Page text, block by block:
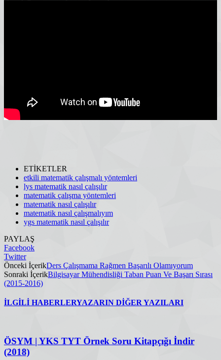
ETİKETLER
etkili matematik çalışmalı yöntemleri
lys matematik nasıl çalışılır
matematik çalışma yöntemleri
matematik nasıl çalışılır
matematik nasıl çalışmalıyım
ygs matematik nasıl çalışılır
PAYLAŞ
Facebook
Twitter
Önceki İçerikDers Çalışmama Rağmen Başarılı Olamıyorum
Sonraki İçerikBilgisayar Mühendisliği Taban Puan Ve Başarı Sırası
(2015-2016)
İLGİLİ HABERLERYAZARIN DİĞER YAZILARI
ÖSYM | YKS TYT Örnek Soru Kitapçığı İndir
(2018)